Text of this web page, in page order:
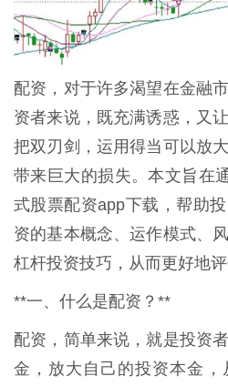
配资，对于许多渴望在金融
资者来说，既充满诱惑，又
把双刃剑，运用得当可以放
带来巨大的损失。本文旨在
式股票配资app下载，帮助
资的基本概念、运作模式、
杠杆投资技巧，从而更好地
**一、什么是配资？**
配资，简单来说，就是投资
金，放大自己的投资本金